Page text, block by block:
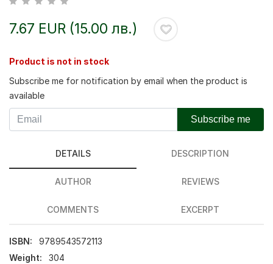
7.67 EUR (15.00 лв.)
Product is not in stock
Subscribe me for notification by email when the product is
available
Subscribe me
DETAILS DESCRIPTION
AUTHOR REVIEWS
COMMENTS EXCERPT
ISBN:
9789543572113
Weight:
304